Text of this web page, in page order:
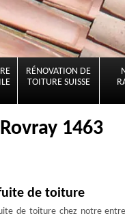
RÉNOVATION DE
TOITURE SUISSE
1463
de toiture
de toiture chez notre